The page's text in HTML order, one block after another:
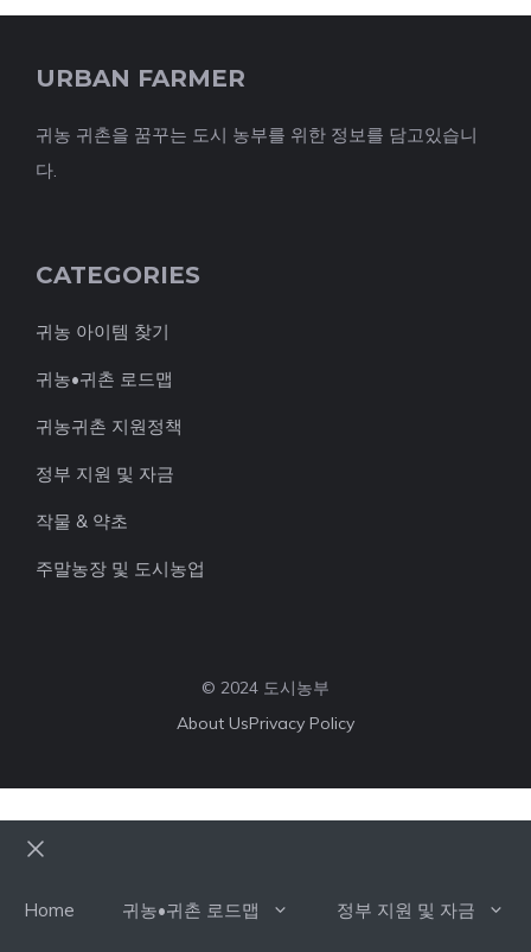
URBAN FARMER
귀농 귀촌을 꿈꾸는 도시 농부를 위한 정보를 담고있습니
다.
CATEGORIES
귀농 아이템 찾기
귀농•귀촌 로드맵
귀농귀촌 지원정책
정부 지원 및 자금
작물 & 약초
주말농장 및 도시농업
© 2024 도시농부
About UsPrivacy Policy
Home 귀농•귀촌 로드맵 정부 지원 및 자금